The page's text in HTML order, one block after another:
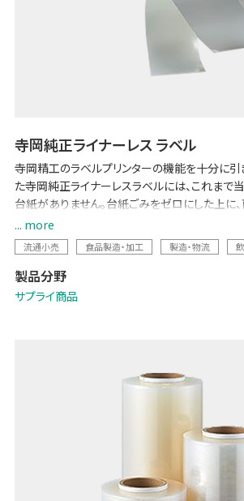
寺岡純正ライナーレス ラベル
寺岡精工のラベルプリンターの機能を十分に
た寺岡純正ライナーレスラベルには、これまで
台紙がありません。台紙ごみをゼロにした上に
応じてラベルの長さを最小限に自動調整するた
よる環境負荷低減」と「コスト削減・効率化」を
... more
流通小売 食品製造・加工 製造・物流
製品分野
サプライ商品